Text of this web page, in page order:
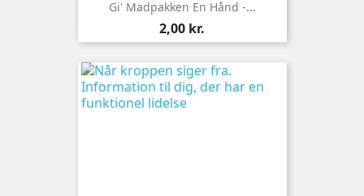
Gi' Madpakken En Hånd -...
Pris
2,00 kr.